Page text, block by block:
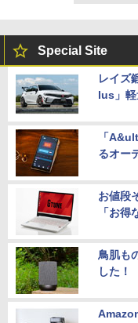
Special Site
レイズ
lus」軽
「
るオー
お値段
「お得
鳥肌も
した！